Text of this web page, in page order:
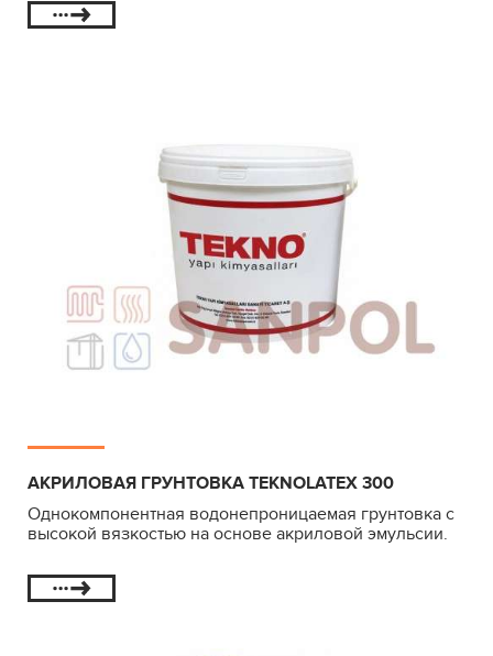
АКРИЛОВАЯ ГРУНТОВКА TEKNOLATEX 300
Однокомпонентная водонепроницаемая грунтовка с
высокой вязкостью на основе акриловой эмульсии.